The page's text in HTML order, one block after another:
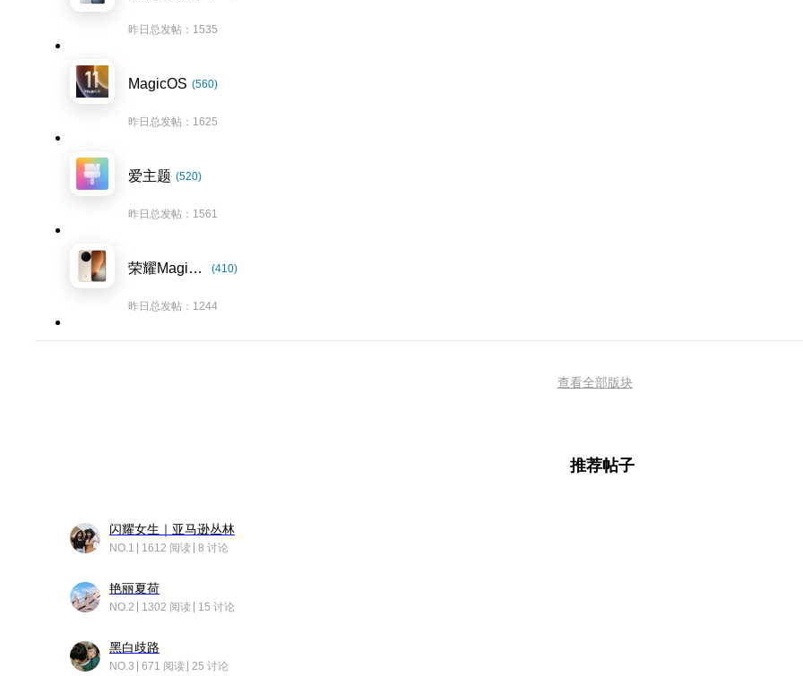
昨日总发帖：1535
MagicOS (560)
昨日总发帖：1625
爱主题 (520)
昨日总发帖：1561
荣耀Magic8系列 (410)
昨日总发帖：1244
查看全部版块
推荐帖子
闪耀女生｜亚马逊丛林
NO.1 1612 阅读 8 讨论
艳丽夏荷
NO.2 1302 阅读 15 讨论
黑白歧路
NO.3 671 阅读 25 讨论